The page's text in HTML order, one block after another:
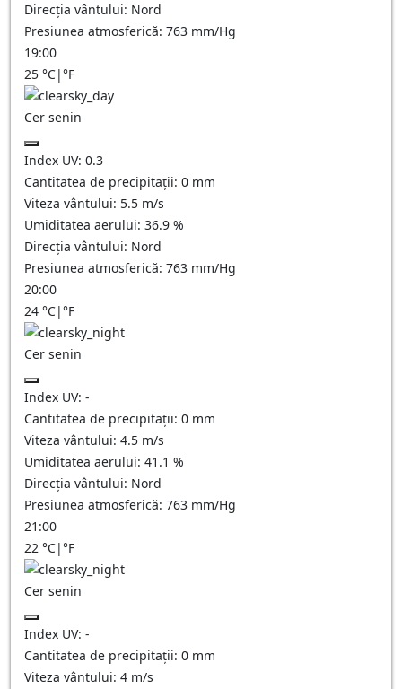
Direcția vântului: Nord
Presiunea atmosferică: 763 mm/Hg
19:00
25 °C|°F
Cer senin
Index UV: 0.3
Cantitatea de precipitații: 0 mm
Viteza vântului: 5.5 m/s
Umiditatea aerului: 36.9 %
Direcția vântului: Nord
Presiunea atmosferică: 763 mm/Hg
20:00
24 °C|°F
Cer senin
Index UV: -
Cantitatea de precipitații: 0 mm
Viteza vântului: 4.5 m/s
Umiditatea aerului: 41.1 %
Direcția vântului: Nord
Presiunea atmosferică: 763 mm/Hg
21:00
22 °C|°F
Cer senin
Index UV: -
Cantitatea de precipitații: 0 mm
Viteza vântului: 4 m/s